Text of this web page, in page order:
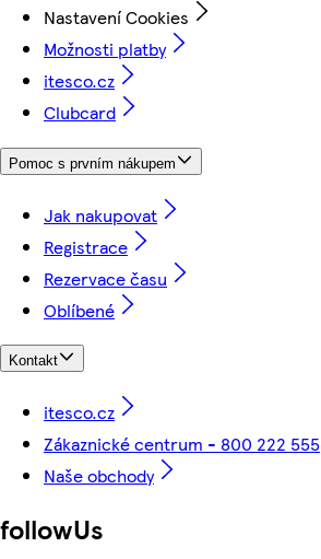
Nastavení Cookies
Možnosti platby
itesco.cz
Clubcard
Pomoc s prvním nákupem
Jak nakupovat
Registrace
Rezervace času
Oblíbené
Kontakt
itesco.cz
Zákaznické centrum - 800 222 555
Naše obchody
followUs